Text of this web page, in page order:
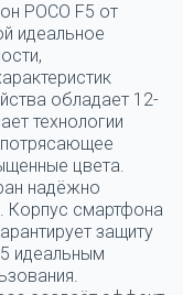
POCO F5 от
идеальное
обладает 12-
технологии
потрясающее
цвета.
надёжно
Корпус смартфона
защиту
идеальным